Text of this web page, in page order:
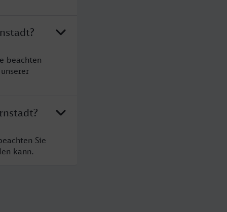
beachten
Sie
kann.